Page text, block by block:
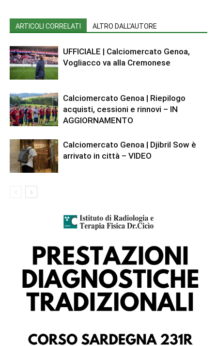
ARTICOLI CORRELATI ALTRO DALL'AUTORE
UFFICIALE | Calciomercato Genoa,
Vogliacco va alla Cremonese
Calciomercato Genoa | Riepilogo
acquisti, cessioni e rinnovi – IN
AGGIORNAMENTO
Calciomercato Genoa | Djibril Sow è
arrivato in città – VIDEO